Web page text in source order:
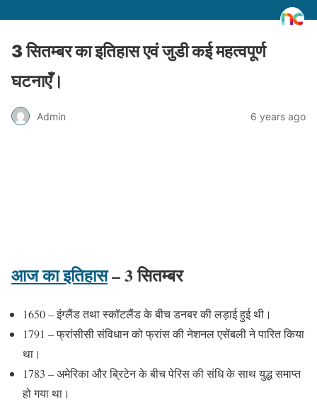
3 सितम्बर का इतिहास एवं जुडी कई महत्वपूर्ण
घटनाएँ।
Admin 6 years ago
आज का इतिहास– 3 सितम्बर
1650 – इंग्लैंड तथा स्कॉटलैंड के बीच डनबर की लड़ाई हुई थी।
1791 – फ्रांसीसी संविधान को फ्रांस की नेशनल एसेंबली ने पारित किया
था।
1783 – अमेरिका और ब्रिटेन के बीच पेरिस की संधि के साथ युद्ध समाप्त
हो गया था।